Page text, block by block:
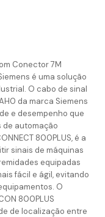
Conector 7M
é uma solução
O cabo de sinal
da marca Siemens
e desempenho que
automação
800PLUS, é a
sinais de máquinas
equipadas
fácil e ágil, evitando
O
800PLUS
de localização entre